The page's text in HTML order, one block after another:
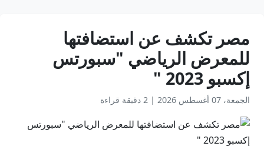
مصر تكشف عن استضافتها
للمعرض الرياضي "سبورتس
إكسبو 2023 "
الجمعة، 07 أغسطس 2026 | 2 دقيقة قراءة